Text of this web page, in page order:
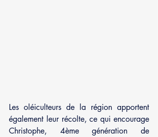
Les oléiculteurs de la région apportent
également leur récolte, ce qui encourage
Christophe, 4ème génération de